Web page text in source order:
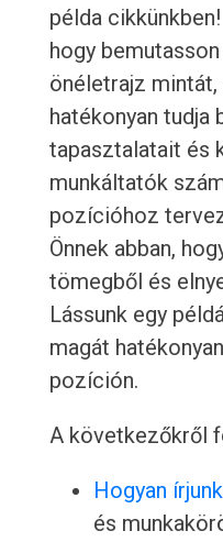
példa
hogy
önéletrajz
hatékonyan tudja
tapasztalatait és
munkáltatók
pozícióhoz
Önnek abban,
tömegből és
Lássunk egy
magát
pozíción.
A következőkről
Hogyan
és